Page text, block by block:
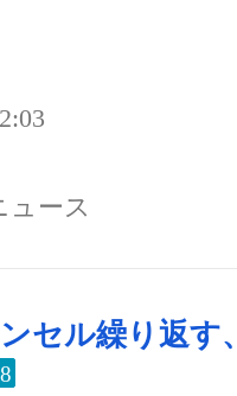
ュース
セル繰り返す、